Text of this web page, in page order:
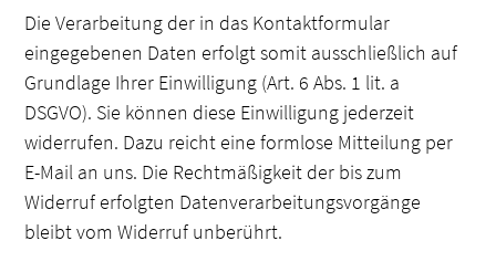
Die Verarbeitung der in das Kontaktformular
eingegebenen Daten erfolgt somit ausschließlich auf
Grundlage Ihrer Einwilligung (Art. 6 Abs. 1 lit. a
DSGVO). Sie können diese Einwilligung jederzeit
widerrufen. Dazu reicht eine formlose Mitteilung per
E-Mail an uns. Die Rechtmäßigkeit der bis zum
Widerruf erfolgten Datenverarbeitungsvorgänge
bleibt vom Widerruf unberührt.